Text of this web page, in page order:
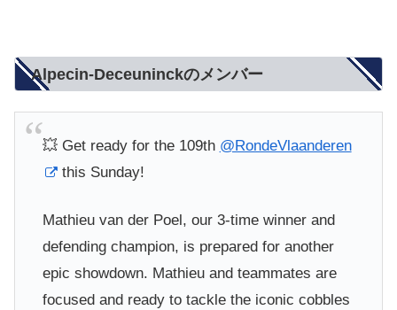
Alpecin-Deceuninckのメンバー
💥 Get ready for the 109th @RondeVlaanderen
this Sunday!
Mathieu van der Poel, our 3-time winner and
defending champion, is prepared for another
epic showdown. Mathieu and teammates are
focused and ready to tackle the iconic cobbles